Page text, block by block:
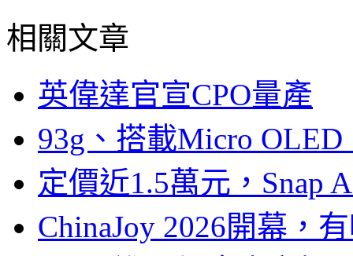
相關文章
英偉達官宣CPO量產
93g、搭載Micro
定價近1.5萬元，Snap
ChinaJoy 2026開幕，